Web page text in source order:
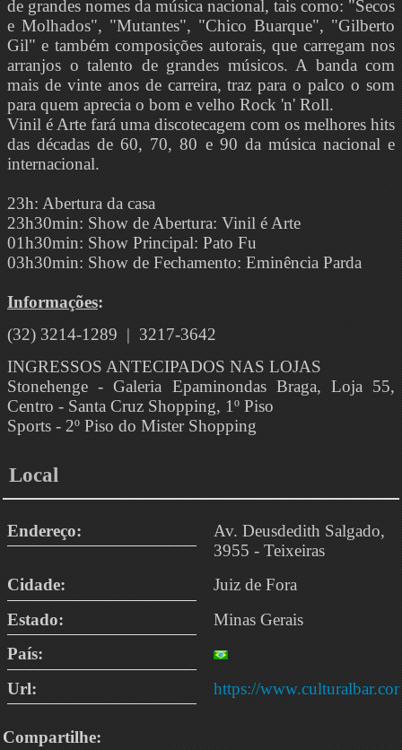
de grandes nomes da música nacional, tais como: "Secos
e Molhados", "Mutantes", "Chico Buarque", "Gilberto
Gil" e também composições autorais, que carregam nos
arranjos o talento de grandes músicos. A banda com
mais de vinte anos de carreira, traz para o palco o som
para quem aprecia o bom e velho Rock 'n' Roll.
Vinil é Arte fará uma discotecagem com os melhores hits
das décadas de 60, 70, 80 e 90 da música nacional e
internacional.
23h: Abertura da casa
23h30min: Show de Abertura: Vinil é Arte
01h30min: Show Principal: Pato Fu
03h30min: Show de Fechamento: Eminência Parda
Informações:
(32) 3214-1289 | 3217-3642
INGRESSOS ANTECIPADOS NAS LOJAS
Stonehenge - Galeria Epaminondas Braga, Loja 55,
Centro - Santa Cruz Shopping, 1º Piso
Sports - 2º Piso do Mister Shopping
Local
Endereço:
Av. Deusdedith Salgado,
3955 - Teixeiras
Cidade:
Juiz de Fora
Estado:
Minas Gerais
País:
Url:
https://
Compartilhe: